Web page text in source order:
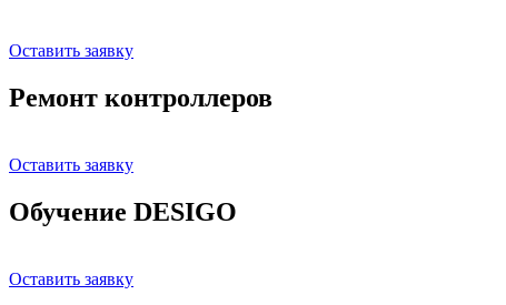
Оставить заявку
Ремонт контроллеров
Оставить заявку
Обучение DESIGO
Оставить заявку